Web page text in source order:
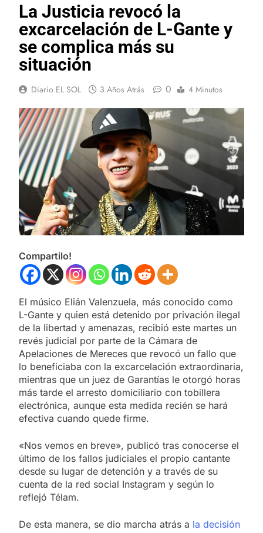
La Justicia revocó la
excarcelación de L-Gante y
se complica más su
situación
Diario EL SOL 3 Años Atrás 0 4 Minutos
Compartilo!
El músico Elián Valenzuela, más conocido como
L-Gante y quien está detenido por privación ilegal
de la libertad y amenazas, recibió este martes un
revés judicial por parte de la Cámara de
Apelaciones de Mereces que revocó un fallo que
lo beneficiaba con la excarcelación extraordinaria,
mientras que un juez de Garantías le otorgó horas
más tarde el arresto domiciliario con tobillera
electrónica, aunque esta medida recién se hará
efectiva cuando quede firme.
«Nos vemos en breve», publicó tras conocerse el
último de los fallos judiciales el propio cantante
desde su lugar de detención y a través de su
cuenta de la red social Instagram y según lo
reflejó Télam.
De esta manera, se dio marcha atrás a la decisión